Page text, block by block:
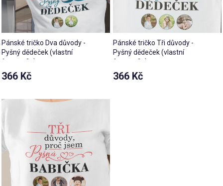
Pánské tričko Dva důvody -
Pyšný dědeček (vlastní
fotografie)
366 Kč
Pánské tričko Tři důvody -
Pyšný dědeček (vlastní
fotografie)
366 Kč